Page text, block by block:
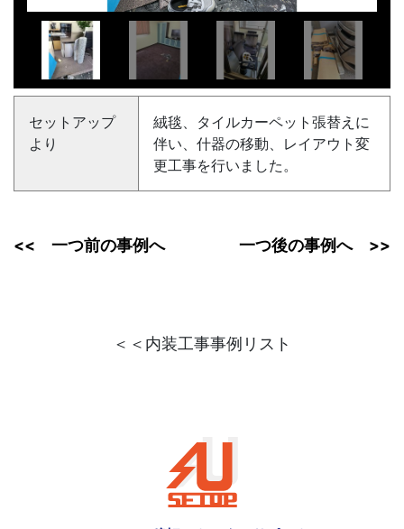
セットアップ
より
絨毯、タイルカーペット張替えに
伴い、什器の移動、レイアウト変
更工事を行いました。
<< 一つ前の事例へ 一つ後の事例へ >>
＜＜内装工事事例リスト